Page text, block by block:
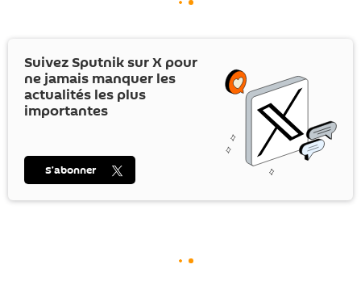
Suivez Sputnik surX pour
ne jamais manquer les
actualités les plus
importantes
S’abonner